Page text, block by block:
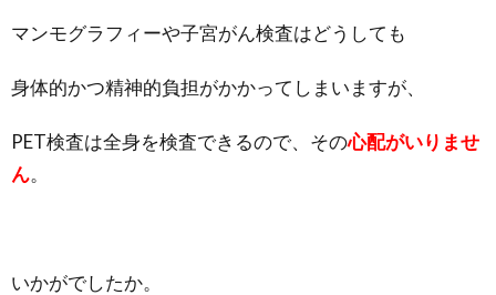
マンモグラフィーや子宮がん検査はどうしても
身体的かつ精神的負担がかかってしまいますが、
PET検査は全身を検査できるので、その心配がいりませ
ん。
いかがでしたか。